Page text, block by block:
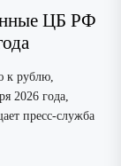
ЦБ РФ
рублю,
2026 года,
пресс-служба